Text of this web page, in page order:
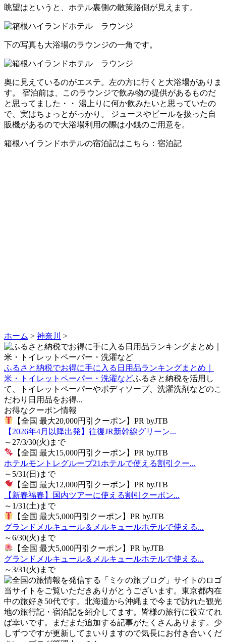
眺望はというと、ホテル裏側の散策路側が見えます。
下の写真も大浴場のラウンジの一角です。
奥に見えているのがエステ。左の方に行くと大浴場がありま
す。 宿泊前は、このラウンジで飲み物の提供があるものだ
と思ってました・・ 湯上りに何か飲みたいと思っていたの
で、実はちょっとがっかり。 ジュースやビールを扱った自
販機があるので大浴場利用の際は小銭のご用意を。
箱根ハイランドホテルの宿泊記はこちら： 宿泊記
ホーム > 神奈川 >
ふるさと納税でお得に手に入る日用品ランキングまとめ｜
米・トイレットペーパー・洗濯などふるさと納税を活用し
て、トイレットペーパーやボディソープ、洗濯洗剤などのこ
だわり日用品をお得...
お得なクーポン情報
【全国 最大20,000円引クーポン】PR byJTB
【2026年4月以降出発】往復JR新幹線グリーン...
～27/3/30(火)まで
【全国 最大15,000円引クーポン】PR byJTB
ホテルモントレグループ21ホテルで使える割引クー...
～5/31(日)まで
【全国 最大12,000円引クーポン】PR byJTB
【新春福春】国内ツアーに使える割引クーポン...
～1/31(土)まで
【全国 最大5,000円引クーポン】PR byJTB
グランドメルキュール＆メルキュールホテルで使える...
～6/30(火)まで
【全国 最大5,000円引クーポン】PR byJTB
グランドメルキュール＆メルキュールホテルで使える...
～3/31(火)まで
当サイトをご覧いただきありがとうございます。東京都内在
中の旅好き50代です。北海道から沖縄まで今まで訪れた観光
地の旅行記・宿泊記を紹介してます。皆様の旅行に役立てれ
ば幸いです。まだまだ追加する記事がたくさんあります。少
しずつですが更新してまいりますので気長にお付き合いくだ